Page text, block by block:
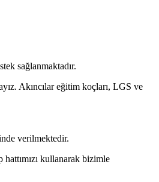
sağlanmaktadır.
Akıncılar eğitim koçları, LGS ve
verilmektedir.
kullanarak bizimle